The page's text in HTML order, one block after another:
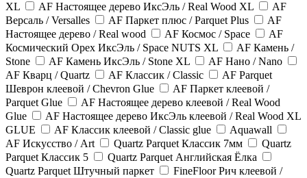
XL
AF Настоящее дерево ИксЭль / Real Wood XL
AF
Версаль / Versalles
AF Паркет плюс / Parquet Plus
AF
Настоящее дерево / Real wood
AF Космос / Space
AF
Космический Орех ИксЭль / Space NUTS XL
AF Камень /
Stone
AF Камень ИксЭль / Stone XL
AF Нано / Nano
AF Кварц / Quartz
AF Классик / Classic
AF Parquet
Шеврон клеевой / Chevron Glue
AF Паркет клеевой /
Parquet Glue
AF Настоящее дерево клеевой / Real Wood
Glue
AF Настоящее дерево ИксЭль клеевой / Real Wood XL
GLUE
AF Классик клеевой / Classic glue
Aquawall
AF Искусство / Art
Quartz Parquet Классик 7мм
Quartz
Parquet Классик 5
Quartz Parquet Английская Ёлка
Quartz Parquet Штучный паркет
FineFloor Рич клеевой /